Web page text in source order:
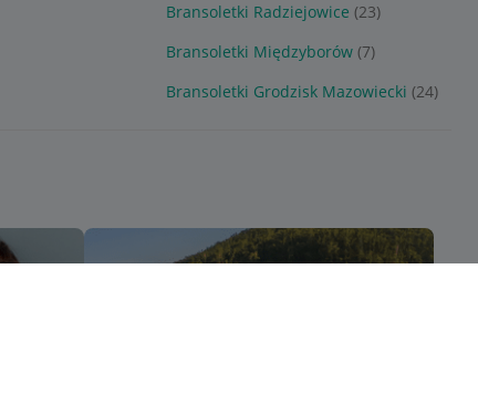
Bransoletki Radziejowice (23)
Bransoletki Międzyborów (7)
Bransoletki Grodzisk Mazowiecki (24)